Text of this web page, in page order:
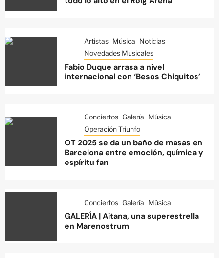
Artistas Música Noticias
Novedades Musicales
Fabio Duque arrasa a nivel
internacional con ‘Besos Chiquitos’
Conciertos Galería Música
Operación Triunfo
OT 2025 se da un baño de masas en
Barcelona entre emoción, química y
espíritu fan
Conciertos Galería Música
GALERÍA | Aitana, una superestrella
en Marenostrum